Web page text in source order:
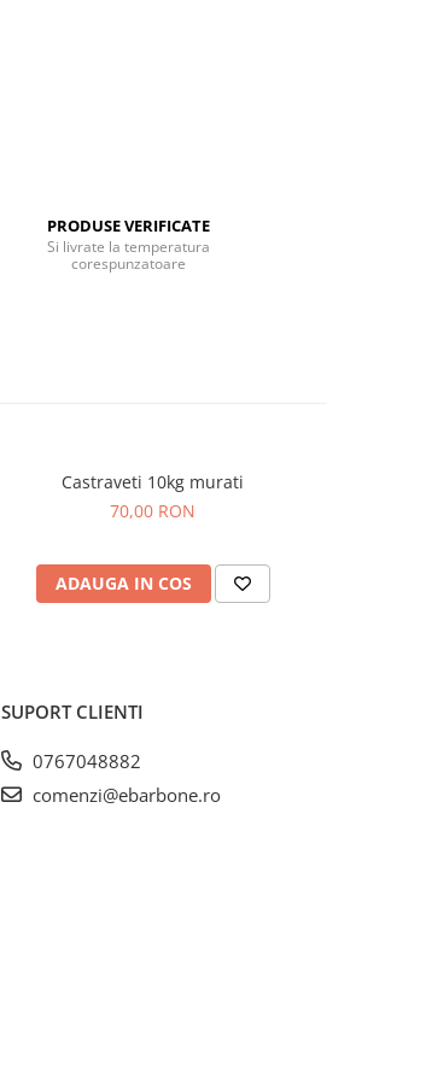
PRODUSE VERIFICATE
Si livrate la temperatura
corespunzatoare
Castraveti 10kg murati
70,00 RON
ADAUGA IN COS
SUPORT CLIENTI
0767048882
comenzi@ebarbone.ro